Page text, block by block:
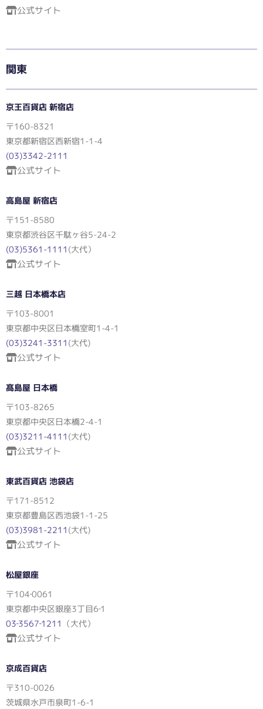
公式サイト
関東
京王百貨店 新宿店
〒160-8321
東京都新宿区西新宿1-1-4
(03)3342-2111
公式サイト
高島屋 新宿店
〒151-8580
東京都渋谷区千駄ヶ谷5-24-2
(03)5361-1111 (大代）
公式サイト
三越 日本橋本店
〒103-8001
東京都中央区日本橋室町1-4-1
(03)3241-3311 (大代)
公式サイト
髙島屋 日本橋
〒103-8265
東京都中央区日本橋2-4-1
(03)3211-4111 (大代)
公式サイト
東武百貨店 池袋店
〒171-8512
東京都豊島区西池袋1-1-25
(03)3981-2211 (大代)
公式サイト
松屋銀座
〒104‐0061
東京都中央区銀座3丁目6‐1
03‐3567‐1211 （大代）
公式サイト
京成百貨店
〒310-0026
茨城県水戸市泉町1-6-1